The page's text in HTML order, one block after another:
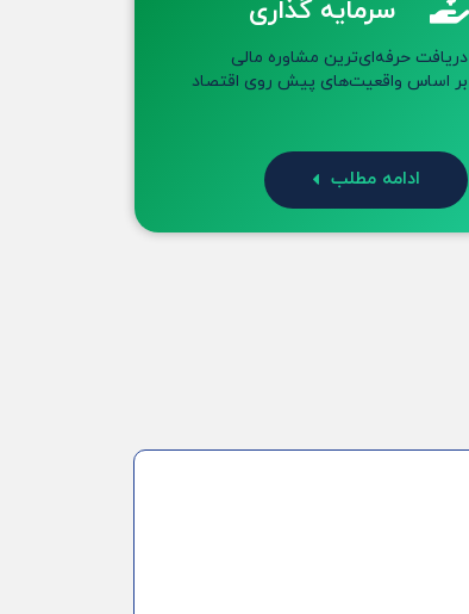
سرمایه گذاری
دریافت حرفه‌ای‌ترین مشاوره مالی
بر اساس واقعیت‌های پیش روی اقتصاد
ادامه مطلب